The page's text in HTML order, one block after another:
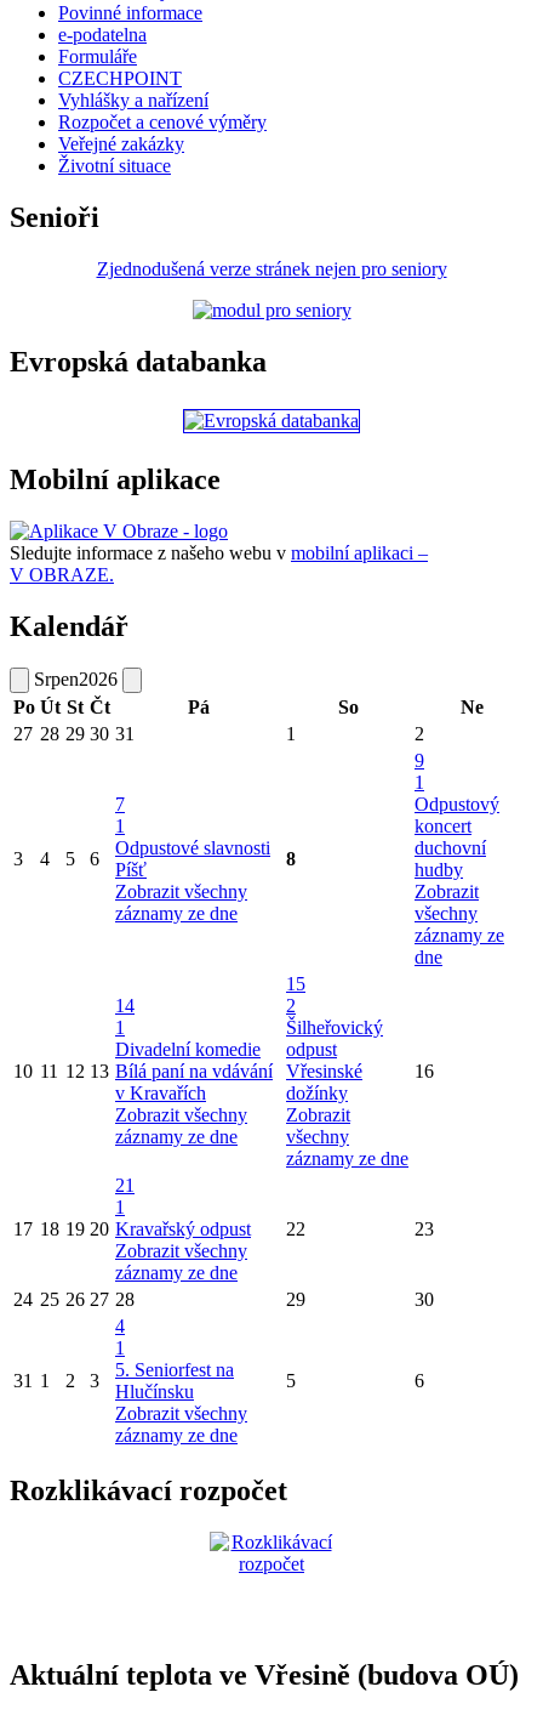
Povinné informace
e-podatelna
Formuláře
CZECHPOINT
Vyhlášky a nařízení
Rozpočet a cenové výměry
Veřejné zakázky
Životní situace
Senioři
Zjednodušená verze stránek nejen pro seniory
Evropská databanka
Mobilní aplikace
Sledujte informace z našeho webu v mobilní aplikaci –
V OBRAZE.
Kalendář
Srpen2026
Po Út St Čt Pá So
Ne
27 28 29 30 31 1 2
3 4 5 6
7
1
Odpustové slavnosti
Píšť
Zobrazit všechny
záznamy ze dne
8
9
1
Odpustový
koncert
duchovní
hudby
Zobrazit
všechny
záznamy ze
dne
10 11 12 13
14
1
Divadelní komedie
Bílá paní na vdávání
v Kravařích
Zobrazit všechny
záznamy ze dne
15
2
Šilheřovický
odpust
Vřesinské
dožínky
Zobrazit
všechny
záznamy ze dne
16
17 18 19 20
21
1
Kravařský odpust
Zobrazit všechny
záznamy ze dne
22 23
24 25 26 27 28 29 30
31 1 2 3
4
1
5. Seniorfest na
Hlučínsku
Zobrazit všechny
záznamy ze dne
5 6
Rozklikávací rozpočet
Aktuální teplota ve Vřesině (budova OÚ)